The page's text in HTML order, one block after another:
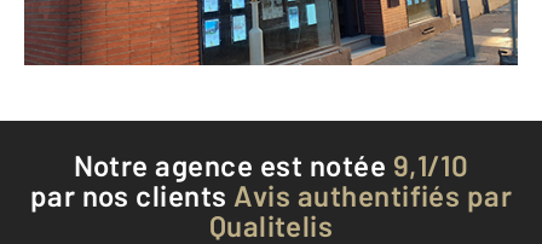
Téléphoner à l'agence
Notre agence est notée 9,1/10
par nos clients Avis authentifiés par
Qualitelis